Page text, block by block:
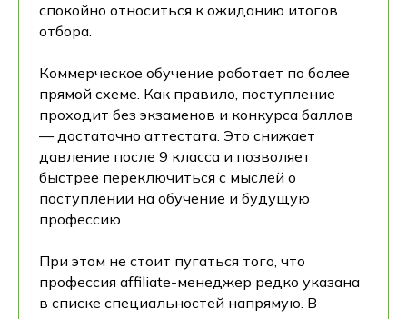
спокойно относиться к ожиданию итогов
отбора.
Коммерческое обучение работает по более
прямой схеме. Как правило, поступление
проходит без экзаменов и конкурса баллов
— достаточно аттестата. Это снижает
давление после 9 класса и позволяет
быстрее переключиться с мыслей о
поступлении на обучение и будущую
профессию.
При этом не стоит пугаться того, что
профессия affiliate-менеджер редко указана
в списке специальностей напрямую. В